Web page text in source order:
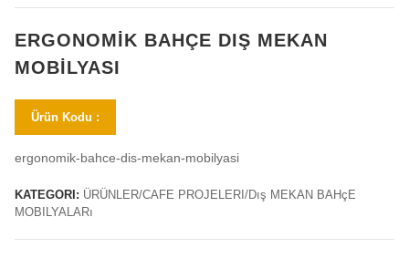
ERGONOMIK BAHÇE DIŞ MEKAN
MOBILYASI
Ürün Kodu :
ergonomik-bahce-dis-mekan-mobilyasi
KATEGORI: ÜRÜNLER/CAFE PROJELERI/Dış MEKAN BAHçE
MOBILYALARı